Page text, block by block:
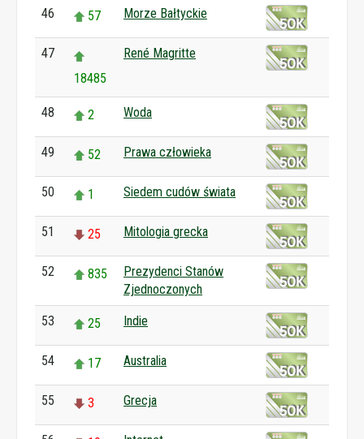
46 57 Morze Bałtyckie
47
18485
René Magritte
48 2 Woda
49 52 Prawa człowieka
50 1 Siedem cudów świata
51 25 Mitologia grecka
52 835
Prezydenci Stanów
Zjednoczonych
53 25 Indie
54 17 Australia
55 3 Grecja